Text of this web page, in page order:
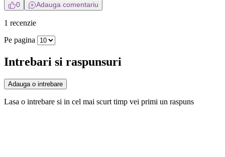
0 Adauga comentariu
1 recenzie
Pe pagina
Intrebari si raspunsuri
Adauga o intrebare
Lasa o intrebare si in cel mai scurt timp vei primi un raspuns